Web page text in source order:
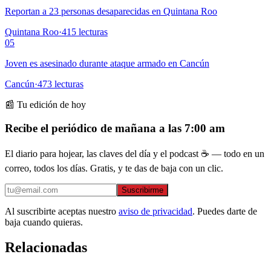
Reportan a 23 personas desaparecidas en Quintana Roo
Quintana Roo·415 lecturas
05
Joven es asesinado durante ataque armado en Cancún
Cancún·473 lecturas
📰 Tu edición de hoy
Recibe el periódico de mañana a las 7:00 am
El diario para hojear, las claves del día y el podcast ☕ — todo en un
correo, todos los días. Gratis, y te das de baja con un clic.
Suscribirme
Al suscribirte aceptas nuestro aviso de privacidad. Puedes darte de
baja cuando quieras.
Relacionadas